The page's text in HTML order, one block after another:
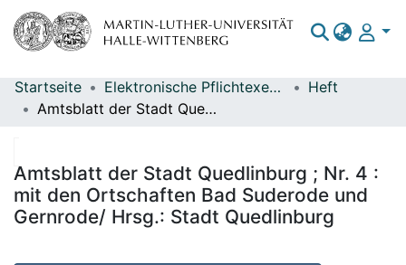
Bereiche & Sammlungen
Statistiken
Startseite Elektronische Pflichtexemplare
Heft
Amtsblatt der Stadt Quedlinburg ; Nr. 4 : mit den Ortschaften Bad Suderode und Gernrode/ Hrsg.: Stadt Quedlinburg
Amtsblatt der Stadt Quedlinburg ; Nr. 4 :
mit den Ortschaften Bad Suderode und
Gernrode/ Hrsg.: Stadt Quedlinburg